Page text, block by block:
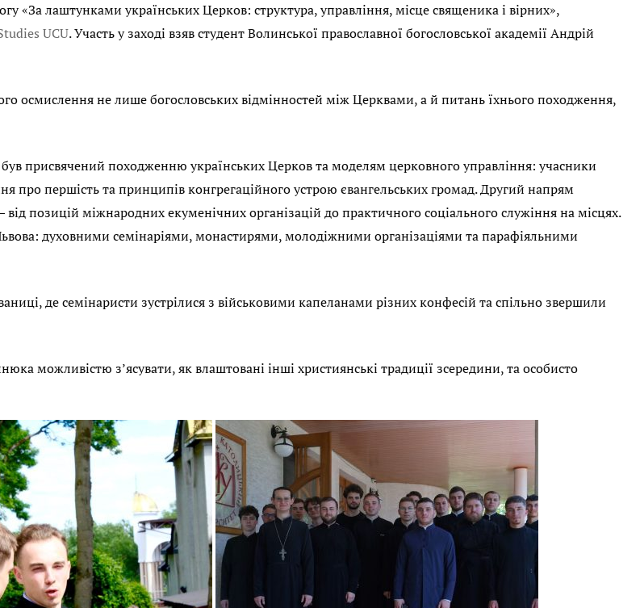
«За лаштунками українських Церков: структура, управління, місце священика і вірних»,
UCU. Участь у заході взяв студент Волинської православної богословської академії Андрій
осмислення не лише богословських відмінностей між Церквами, а й питань їхнього походження,
присвячений походженню українських Церков та моделям церковного управління: учасники
про першість та принципів конгрегаційного устрою євангельських громад. Другий напрям
позицій міжнародних екуменічних організацій до практичного соціального служіння на місцях.
духовними семінаріями, монастирями, молодіжними організаціями та парафіяльними
де семінаристи зустрілися з військовими капеланами різних конфесій та спільно звершили
можливістю з’ясувати, як влаштовані інші християнські традиції зсередини, та особисто